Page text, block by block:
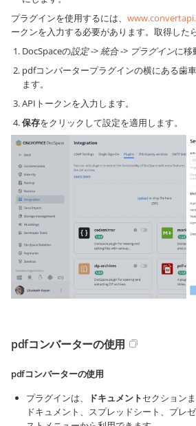
プラグインを使用するには、
ークンを入力する必要があります。取得した
DocSpaceの設定->統合-> プラグインに移
pdfコンバータープラグインの横にある歯
ます。
APIトークンを入力します。
保存をクリックして設定を適用します。
pdfコンバーターの使用
pdfコンバーターの使用
プラグインは、
ドキュメントセクション
ドキュメント、スプレッドシート、プレ